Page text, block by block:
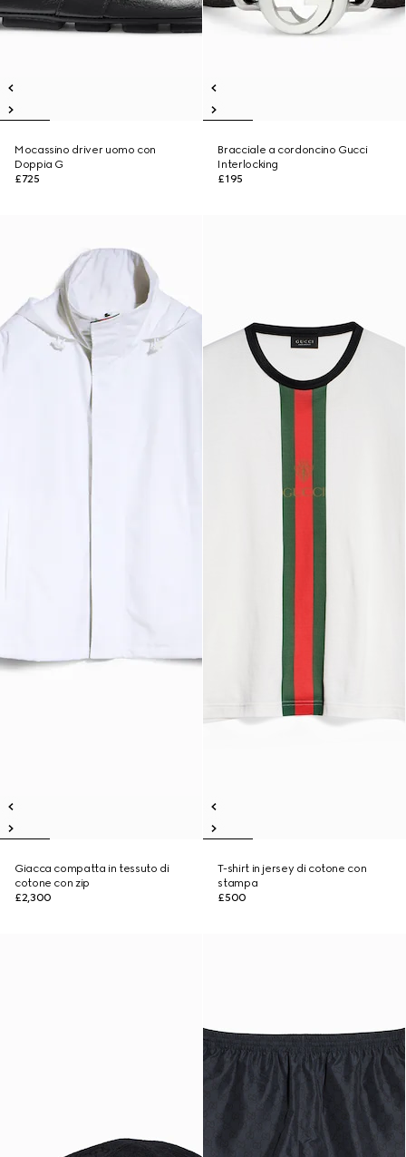
Mocassino driver uomo con
Doppia G
£725
Bracciale a cordoncino Gucci
Interlocking
£195
Giacca compatta in tessuto di
cotone con zip
£2,300
T-shirt in jersey di cotone con
stampa
£500